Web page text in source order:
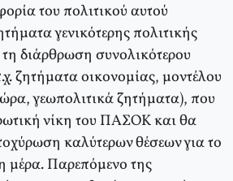
του πολιτικού αυτού
γενικότερης πολιτικής
τη διάρθρωση συνολικότερου
ζητήματα οικονομίας, μοντέλου
γεωπολιτικά ζητήματα), που
νίκη του ΠΑΣΟΚ και θα
καλύτερων θέσεων για το
μέρα. Παρεπόμενο της